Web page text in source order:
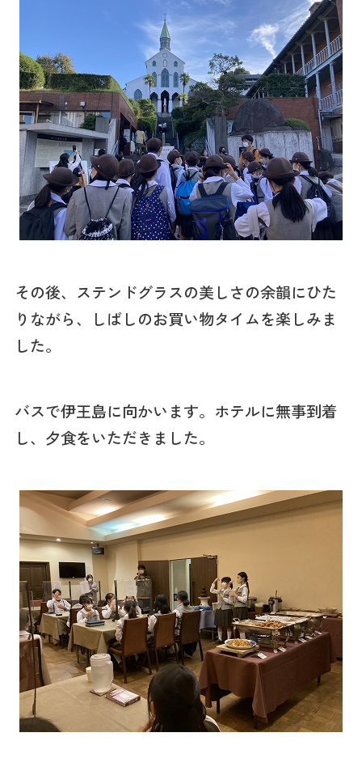
その後、ステンドグラスの美しさの余韻にひた
りながら、しばしのお買い物タイムを楽しみま
した。
バスで伊王島に向かいます。ホテルに無事到着
し、夕食をいただきました。